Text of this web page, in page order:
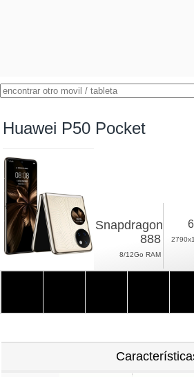
Huawei P50 Pocket
Snapdragon
888
8/12Go RAM